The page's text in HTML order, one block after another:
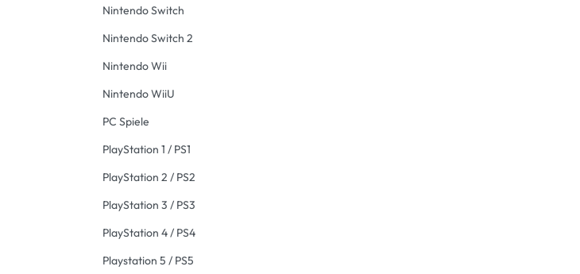
Nintendo Switch
Nintendo Switch 2
Nintendo Wii
Nintendo WiiU
PC Spiele
PlayStation 1 / PS1
PlayStation 2 / PS2
PlayStation 3 / PS3
PlayStation 4 / PS4
Playstation 5 / PS5